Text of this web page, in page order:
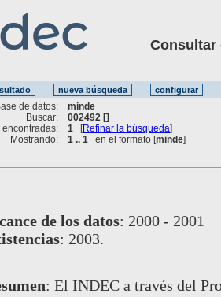
Consultar
de datos:
minde
Buscar:
002492 []
1 [Refinar la búsqueda]
Mostrando:
1 .. 1 en el formato [minde]
de los datos: 2000 - 2001
: 2003.
: El INDEC a través del